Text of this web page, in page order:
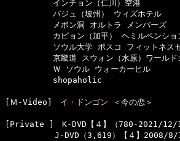
インチョン（仁川）空港
パジュ（坡州） ウィズホテル
メボン洞 オルトラ メンバーズ
カピョン（加平） ヘミルペンショ
ソウル大学 ポスコ フィットネスセ
京畿道 スウォン（水原）ワールドカ
Ｗ ソウル ウォーカーヒル
shopaholic
[Ｍ-Video] イ・ドンゴン ＜今の恋＞
[Private ]　K-DVD【４】（780-2021/12/
　　　　　J-DVD（3,619）【４】2008/